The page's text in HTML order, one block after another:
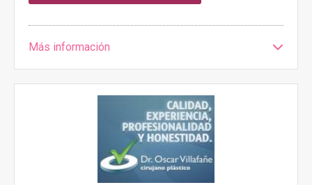
Más información